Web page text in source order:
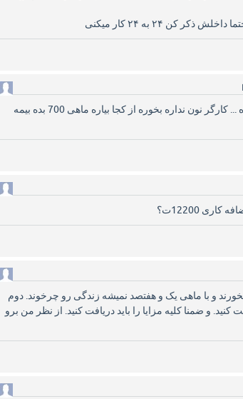
کن ۲۴ به ۲۴ کار میکنی
خامنه ای کسکش خون ملت و تو شیشه کرده ... کارگر نون نداره بخوره از کجا بیاره ماهی 700 بده بیمه
و با ماهی یک و هفتصد نمیشه زندگی رو چرخوند. دوم
۴۸ ساعت استراحت کنید. و ضمنا کلیه مزایا را باید دریافت کنید. از نظر من برو